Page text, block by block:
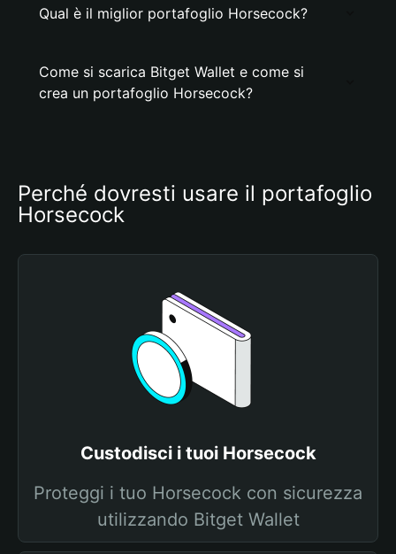
Qual è il miglior portafoglio Horsecock?
Come si scarica Bitget Wallet e come si
crea un portafoglio Horsecock?
Perché dovresti usare il portafoglio
Horsecock
Custodisci i tuoi Horsecock
Proteggi i tuo Horsecock con sicurezza
utilizzando Bitget Wallet